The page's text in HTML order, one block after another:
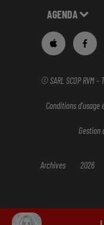
AGENDA
© SARL SCOP RVM
Conditions
Gestion
Archives 2026